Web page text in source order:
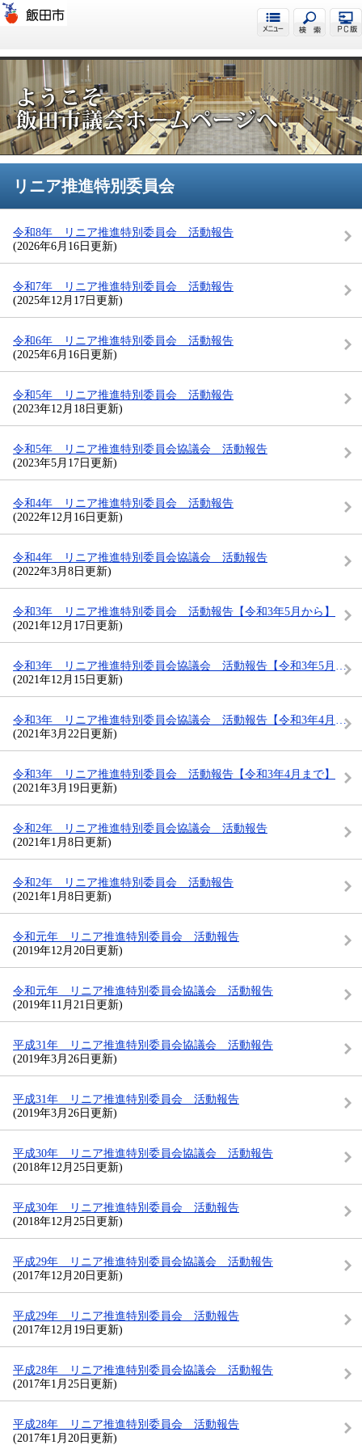
飯田市議会
リニア推進特別委員会
令和8年 リニア推進特別委員会 活動報告
(2026年6月16日更新)
令和7年 リニア推進特別委員会 活動報告
(2025年12月17日更新)
令和6年 リニア推進特別委員会 活動報告
(2025年6月16日更新)
令和5年 リニア推進特別委員会 活動報告
(2023年12月18日更新)
令和5年 リニア推進特別委員会協議会 活動報告
(2023年5月17日更新)
令和4年 リニア推進特別委員会 活動報告
(2022年12月16日更新)
令和4年 リニア推進特別委員会協議会 活動報告
(2022年3月8日更新)
令和3年 リニア推進特別委員会 活動報告【令和3年5月から】
(2021年12月17日更新)
令和3年 リニア推進特別委員会協議会 活動報告【令和3年5月から】
(2021年12月15日更新)
令和3年 リニア推進特別委員会協議会 活動報告【令和3年4月まで】
(2021年3月22日更新)
令和3年 リニア推進特別委員会 活動報告【令和3年4月まで】
(2021年3月19日更新)
令和2年 リニア推進特別委員会協議会 活動報告
(2021年1月8日更新)
令和2年 リニア推進特別委員会 活動報告
(2021年1月8日更新)
令和元年 リニア推進特別委員会 活動報告
(2019年12月20日更新)
令和元年 リニア推進特別委員会協議会 活動報告
(2019年11月21日更新)
平成31年 リニア推進特別委員会協議会 活動報告
(2019年3月26日更新)
平成31年 リニア推進特別委員会 活動報告
(2019年3月26日更新)
平成30年 リニア推進特別委員会協議会 活動報告
(2018年12月25日更新)
平成30年 リニア推進特別委員会 活動報告
(2018年12月25日更新)
平成29年 リニア推進特別委員会協議会 活動報告
(2017年12月20日更新)
平成29年 リニア推進特別委員会 活動報告
(2017年12月19日更新)
平成28年 リニア推進特別委員会協議会 活動報告
(2017年1月25日更新)
平成28年 リニア推進特別委員会 活動報告
(2017年1月20日更新)